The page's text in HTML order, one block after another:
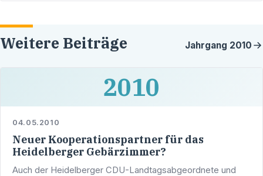
Weitere Beiträge Jahrgang 2010
2010
04.05.2010
Neuer Kooperationspartner für das
Heidelberger Gebärzimmer?
Auch der Heidelberger CDU-Landtagsabgeordnete und